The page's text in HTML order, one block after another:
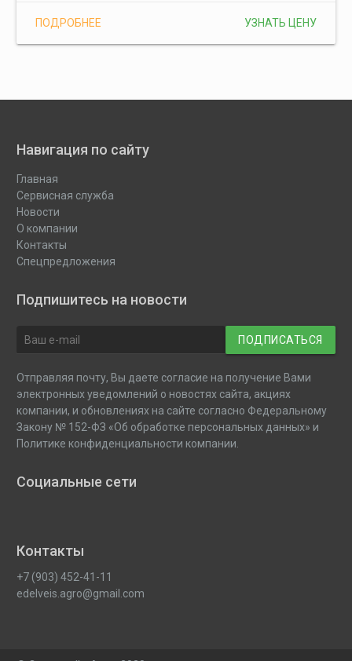
ПОДРОБНЕЕ УЗНАТЬ ЦЕНУ
Навигация по сайту
Главная
Сервисная служба
Новости
О компании
Контакты
Спецпредложения
Подпишитесь на новости
ПОДПИСАТЬСЯ
Отправляя почту, Вы даете согласие на получение Вами
электронных уведомлений о новостях сайта, акциях
компании, и обновлениях на сайте согласно Федеральному
Закону № 152-ФЗ «Об обработке персональных данных» и
Политике конфиденциальности компании.
Социальные сети
Контакты
+7 (903) 452-41-11
edelveis.agro@gmail.com